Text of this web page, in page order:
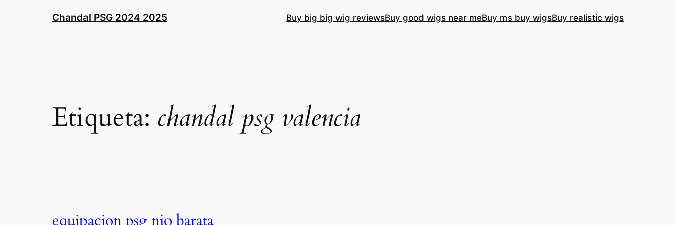
Chandal PSG 2024 2025 Buy big big wig reviewsBuy good wigs near meBuy ms buy wigsBuy realistic wigs
Etiqueta: chandal psg valencia